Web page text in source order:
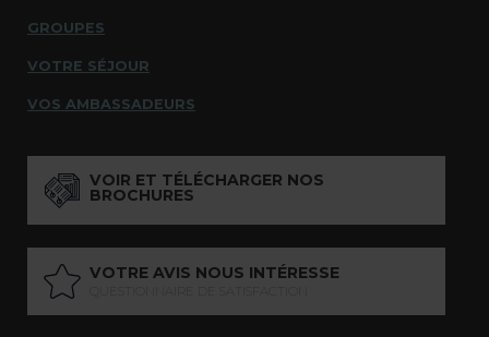
GROUPES
VOTRE SÉJOUR
VOS AMBASSADEURS
VOIR ET TÉLÉCHARGER NOS
BROCHURES
VOTRE AVIS NOUS INTÉRESSE